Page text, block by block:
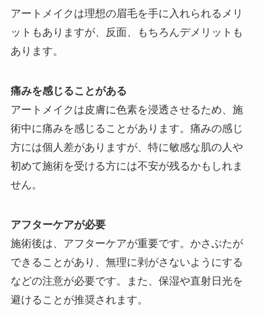
アートメイクは理想の眉毛を手に入れられるメリ
ットもありますが、反面、もちろんデメリットも
あります。
痛みを感じることがある
アートメイクは皮膚に色素を浸透させるため、施
術中に痛みを感じることがあります。痛みの感じ
方には個人差がありますが、特に敏感な肌の人や
初めて施術を受ける方には不安が残るかもしれま
せん。
アフターケアが必要
施術後は、アフターケアが重要です。かさぶたが
できることがあり、無理に剥がさないようにする
などの注意が必要です。また、保湿や直射日光を
避けることが推奨されます。